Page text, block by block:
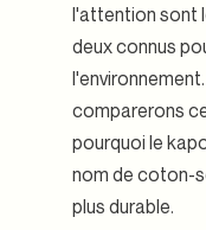
l'attention sont
deux connus
comparerons
pourquoi le
nom de coton-
plus durable.